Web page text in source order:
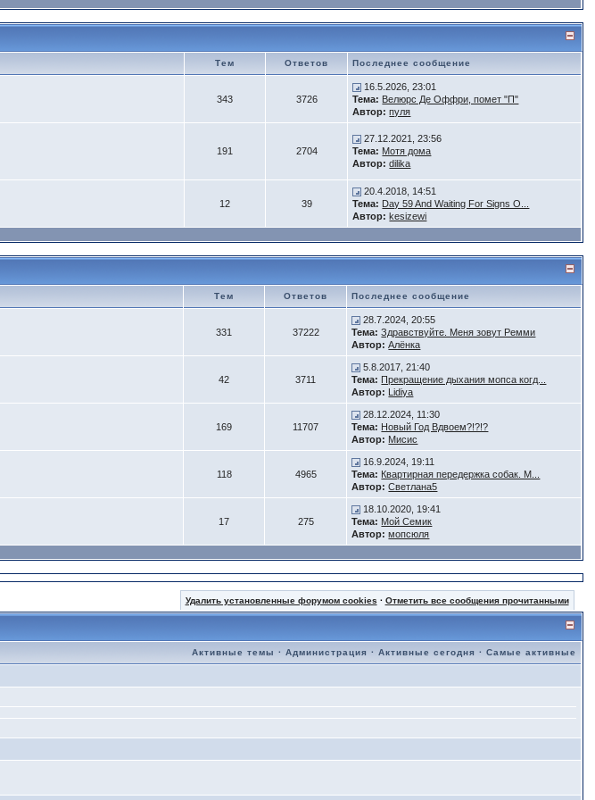
Тем Ответов Последнее сообщение
343 3726
16.5.2026, 23:01
Тема: Велюрс Де Оффри, помет "П"
Автор: пуля
191 2704
27.12.2021, 23:56
Тема: Мотя дома
Автор: dilika
12 39
20.4.2018, 14:51
Тема: Day 59 And Waiting For Signs O...
Автор: kesizewi
Тем Ответов Последнее сообщение
331 37222
28.7.2024, 20:55
Тема: Здравствуйте. Меня зовут Ремми
Автор: Алёнка
42 3711
5.8.2017, 21:40
Тема: Прекращение дыхания мопса когд...
Автор: Lidiya
169 11707
28.12.2024, 11:30
Тема: Новый Год Вдвоем?!?!?
Автор: Мисис
118 4965
16.9.2024, 19:11
Тема: Квартирная передержка собак. М...
Автор: Светлана5
17 275
18.10.2020, 19:41
Тема: Мой Семик
Автор: мопсюля
Удалить установленные форумом cookies · Отметить все сообщения прочитанными
Активные темы ·Администрация ·Активные сегодня ·Самые активные